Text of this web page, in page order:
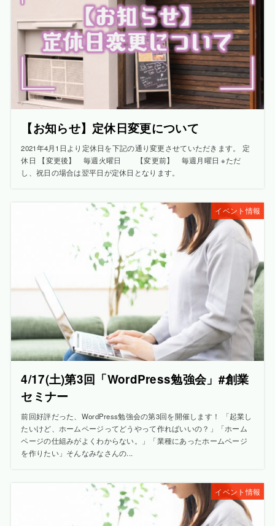
【お知らせ】定休日変更について
2021年4月1日より定休日を下記の通り変更させていただきます。 定
休日 【変更後】 毎週火曜日 【変更前】 毎週月曜日 ※ただ
し、祝日の場合は翌平日が定休日となります。
イベント情報
4/17(土)第3回「WordPress勉強会」#創業
セミナー
前回好評だった、WordPress勉強会の第3回を開催します！ 「起業し
たいけど、ホームページってどうやって作ればいいの？」「ホーム
ページの仕組みがよくわからない。」「業種にあったホームページ
を作りたい」そんなみなさんの...
イベント情報